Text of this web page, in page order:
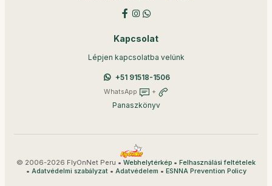
Kapcsolat
Lépjen kapcsolatba velünk
+51 91518-1506
WhatsApp +
Panaszkönyv
© 2006-2026 FlyOnNet Peru • Webhelytérkép • Felhasználási feltételek
• Adatvédelmi szabályzat• Adatvédelem • ESNNA Prevention Policy